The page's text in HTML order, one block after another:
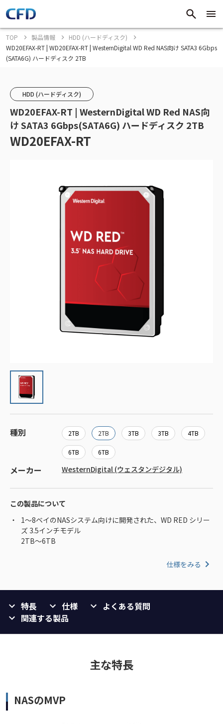
TOP 製品情報
HDD (ハードディスク)
WD20EFAX-RT | WD20EFAX-RT | WesternDigital WD Red NAS向け SATA3 6Gbps
(SATA6G) ハードディスク 2TB
HDD (ハードディスク)
WD20EFAX-RT | WesternDigital WD Red NAS向
け SATA3 6Gbps(SATA6G) ハードディスク 2TB
WD20EFAX-RT
種別 2TB 2TB 3TB 3TB 4TB
6TB 6TB
メーカー WesternDigital (ウェスタンデジタル)
この製品について
1～8ベイのNASシステム向けに開発された、WD RED シリー
ズ 3.5インチモデル
2TB～6TB
仕様をみる
特長 仕様
よくある質問
関連する製品
主な特長
NASのMVP